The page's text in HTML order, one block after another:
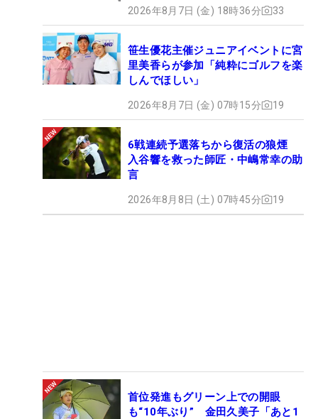
2026年8月7日 (金) 18時36分 33
笹生優花主催ジュニアイベントに宮
里美香らが参加「純粋にゴルフを楽
しんでほしい」
2026年8月7日 (金) 07時15分 19
6戦連続予選落ちから復活の狼煙
入谷響を救った師匠・中嶋常幸の助
言
2026年8月8日 (土) 07時45分 19
首位発進もグリーン上での開眼
も“10年ぶり” 金田久美子「あと1